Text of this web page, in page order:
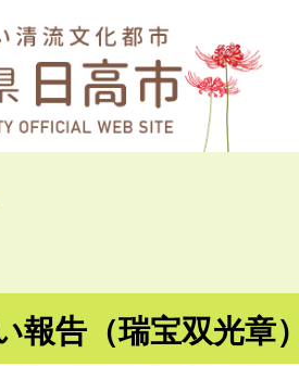
報告（瑞宝双光章